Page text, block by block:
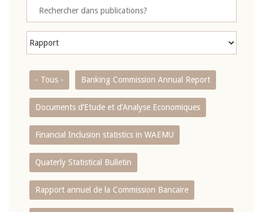
- Tous - Banking Commission Annual Report
Documents d’Etude et d’Analyse Economiques
Financial Inclusion statistics in WAEMU
Quaterly Statistical Bulletin
Rapport annuel de la Commission Bancaire